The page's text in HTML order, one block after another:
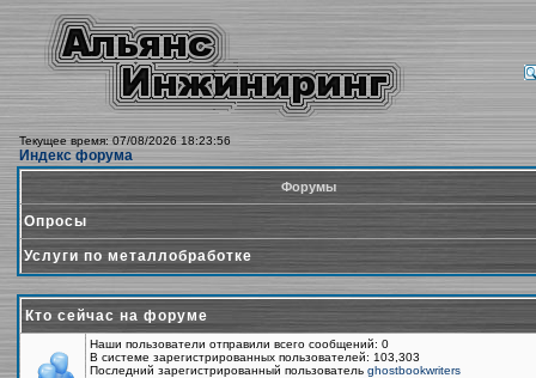
Текущее время: 07/08/2026 18:23:56
Индекс форума
Форумы
Опросы
Услуги по металлобработке
Кто сейчас на форуме
Наши пользователи отправили всего сообщений: 0
В системе зарегистрированных пользователей: 103,303
Последний зарегистрированный пользователь ghostbookwriters